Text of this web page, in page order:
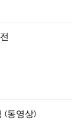
(동영상)